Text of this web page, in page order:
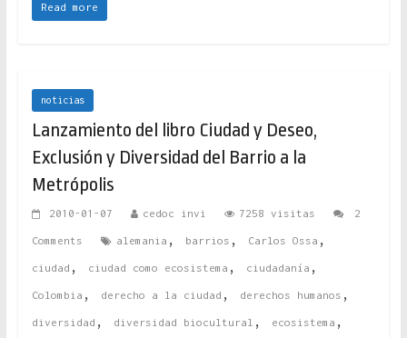
Read more
noticias
Lanzamiento del libro Ciudad y Deseo,
Exclusión y Diversidad del Barrio a la
Metrópolis
2010-01-07 cedoc invi 7258 visitas 2
Comments alemania , barrios , Carlos Ossa ,
ciudad , ciudad como ecosistema , ciudadanía ,
Colombia , derecho a la ciudad , derechos humanos ,
diversidad , diversidad biocultural , ecosistema ,